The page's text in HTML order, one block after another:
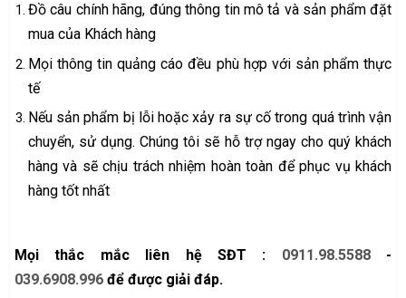
Đồ câu chính hãng, đúng thông tin mô tả và sản phẩm đặt
mua của Khách hàng
Mọi thông tin quảng cáo đều phù hợp với sản phẩm thực
tế
Nếu sản phẩm bị lỗi hoặc xảy ra sự cố trong quá trình vận
chuyển, sử dụng. Chúng tôi sẽ hỗ trợ ngay cho quý khách
hàng và sẽ chịu trách nhiệm hoàn toàn để phục vụ khách
hàng tốt nhất
Mọi thắc mắc liên hệ SĐT : 0911.98.5588-
039.6908.996 để được giải đáp.